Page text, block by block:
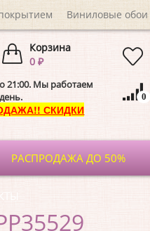
Виниловые
Корзина
0 ₽
21:00. Мы работаем
СКИДКИ
0
РАСПРОДАЖА ДО 50%